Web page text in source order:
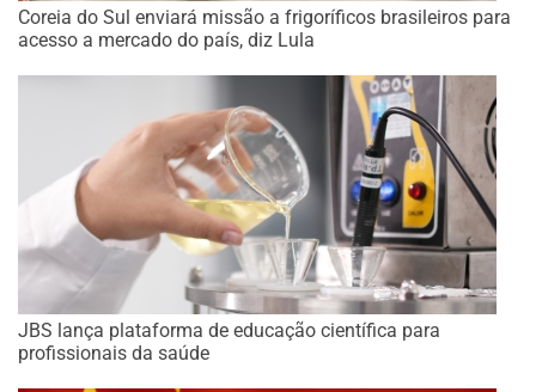
Coreia do Sul enviará missão a frigoríficos brasileiros para
acesso a mercado do país, diz Lula
JBS lança plataforma de educação científica para
profissionais da saúde